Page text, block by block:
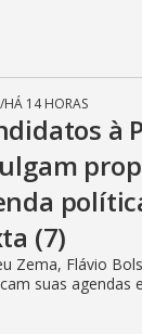
/HÁ 14 HORAS
à
(7)
Zema, Flávio
suas agendas